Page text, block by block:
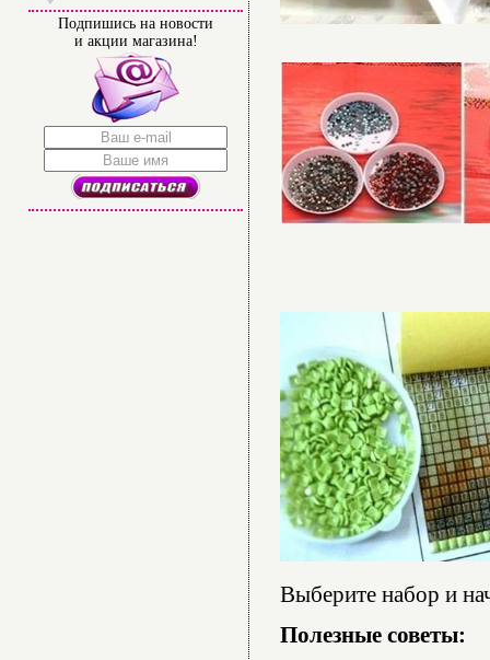
Подпишись на новости
и акции магазина!
Выберите набор и
Полезные советы: